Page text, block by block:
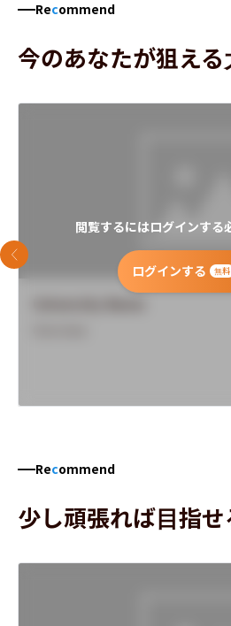
Recommend
今のあなたが狙える
閲覧するにはログインする
ログインする 無料
前のスライド
Recommend
少し頑張れば目指